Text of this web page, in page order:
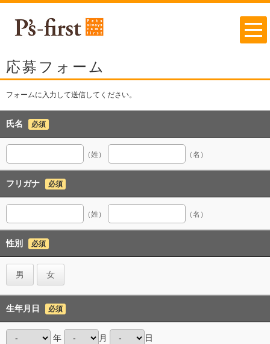
応募フォーム
フォームに入力して送信してください。
氏名 必須
（姓） （名）
フリガナ 必須
（姓） （名）
性別 必須
男 女
生年月日 必須
年 月 日